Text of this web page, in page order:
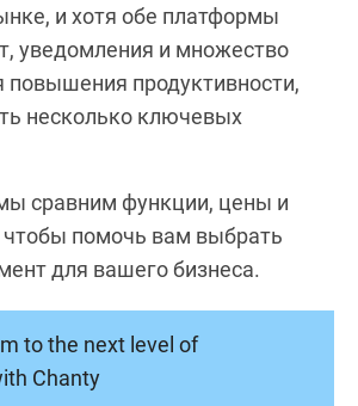
и хотя обе платформы
уведомления и множество
повышения продуктивности,
несколько ключевых
сравним функции, цены и
чтобы помочь вам выбрать
для вашего бизнеса.
to the next level of
Chanty